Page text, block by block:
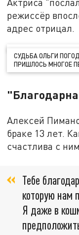
режиссёр
адрес отрицал.
СУДЬБА ОЛЬГИ
ПРИШЛОСЬ МНОГОЕ
Алексей
браке 13 лет.
счастлива с
Тебе
которую нам
Я даже в